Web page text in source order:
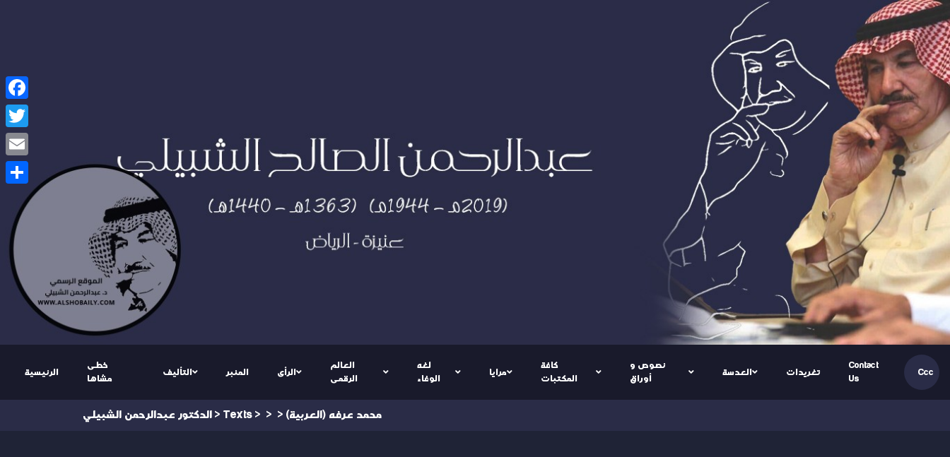
الرئيسية
خطى
مشاها
التأليف المنبر الرأى
العالم
الرقمى
لغه
الوفاء
مرايا
كافة
المكتبات
نصوص و
أوراق
العدسة تغريدات
Contact
Us
Ccc
الدكتور عبدالرحمن الشبيلي > Texts > > > (العربية) محمد عرفه
Facebook
Twitter
Email
Share